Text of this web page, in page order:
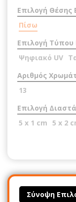
Επιλογή
Πίσω
Επιλογή
Ψηφιακό UV
Αριθμός
13
Επιλογή
5 x 1 cm 5 x 2
Σύνοψη